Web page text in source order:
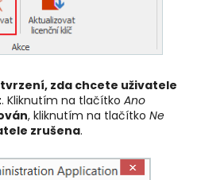
zda chcete uživatele
. Kliknutím na tlačítko Ano
, kliknutím na tlačítko Ne
zrušena.